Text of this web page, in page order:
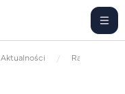
Aktualności Rada Dialogu